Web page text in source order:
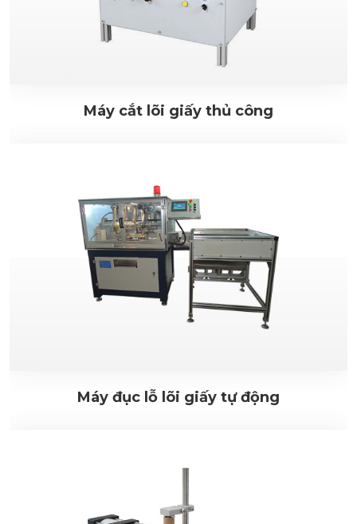
Máy cắt lõi giấy thủ công
Máy đục lỗ lõi giấy tự động